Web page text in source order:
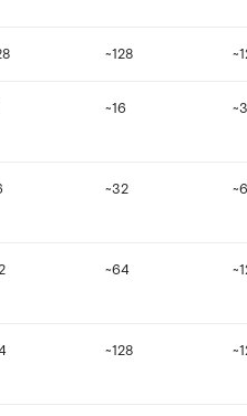
~128
~16
~32
~64
~128